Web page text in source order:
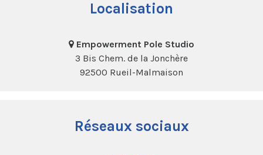
Localisation
Empowerment Pole Studio
3 Bis Chem. de la Jonchère
92500 Rueil-Malmaison
Réseaux sociaux